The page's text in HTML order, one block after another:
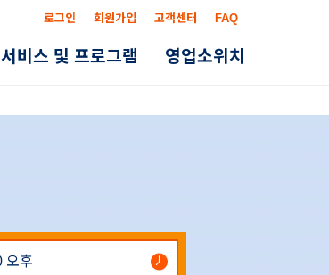
로그인 회원가입 고객센터 FAQ
서비스 및 프로그램 영업소위치